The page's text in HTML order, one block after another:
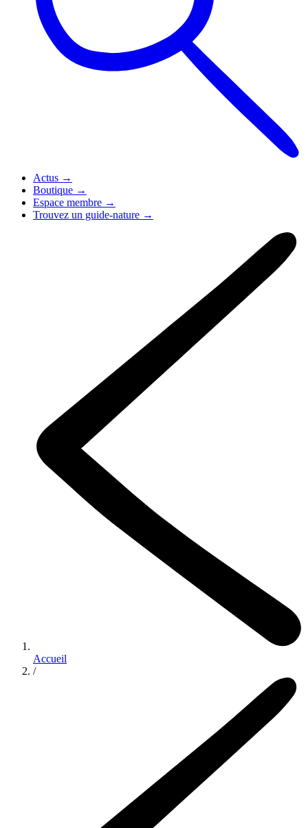
Actus →
Boutique →
Espace membre →
Trouvez un guide-nature →
Accueil
/